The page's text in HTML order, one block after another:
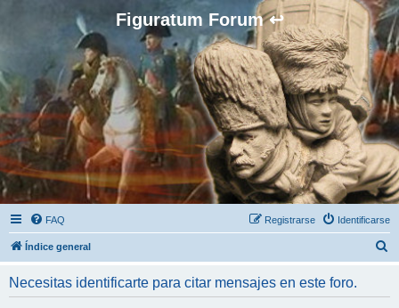
Figuratum Forum ↩
FAQ Identificarse
Registrarse
Índice general
Necesitas identificarte para citar mensajes en este foro.